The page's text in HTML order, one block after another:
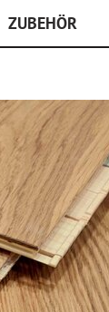
ZUBEHÖR